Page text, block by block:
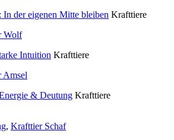
der eigenen Mitte bleiben Krafttiere
Intuition Krafttiere
& Deutung Krafttiere
, Krafttier Schaf